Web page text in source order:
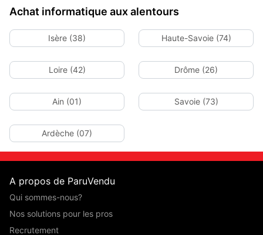
Achat informatique aux alentours
Isère (38) Haute-Savoie (74)
Loire (42) Drôme (26)
Ain (01) Savoie (73)
Ardèche (07)
A propos de ParuVendu
Qui sommes-nous?
Nos solutions pour les pros
Recrutement